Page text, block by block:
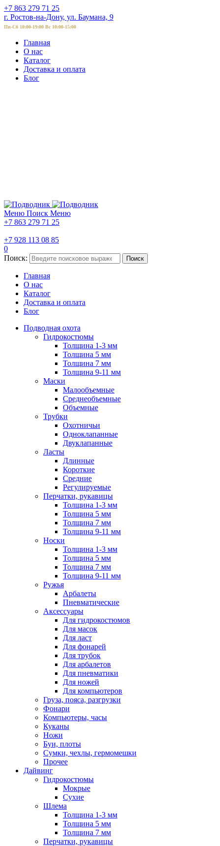
+7 863 279 71 25
г. Ростов-на-Дону, ул. Баумана, 9
Пн-Сб 10:00-19:00 Вс 10:00-15:00
Главная
О нас
Каталог
Доставка и оплата
Блог
Меню Поиск Меню
+7 863 279 71 25
+7 928 113 08 85
0
Поиск:
Поиск
Главная
О нас
Каталог
Доставка и оплата
Блог
Подводная охота
Гидрокостюмы
Толщина 1-3 мм
Толщина 5 мм
Толщина 7 мм
Толщина 9-11 мм
Маски
Малообъемные
Среднеобъемные
Объемные
Трубки
Охотничьи
Одноклапанные
Двуклапанные
Ласты
Длинные
Короткие
Средние
Регулируемые
Перчатки, рукавицы
Толщина 1-3 мм
Толщина 5 мм
Толщина 7 мм
Толщина 9-11 мм
Носки
Толщина 1-3 мм
Толщина 5 мм
Толщина 7 мм
Толщина 9-11 мм
Ружья
Арбалеты
Пневматические
Аксессуары
Для гидрокостюмов
Для масок
Для ласт
Для фонарей
Для трубок
Для арбалетов
Для пневматики
Для ножей
Для компьютеров
Груза, пояса, разгрузки
Фонари
Компьютеры, часы
Куканы
Ножи
Буи, плоты
Сумки, чехлы, гермомешки
Прочее
Дайвинг
Гидрокостюмы
Мокрые
Сухие
Шлема
Толщина 1-3 мм
Толщина 5 мм
Толщина 7 мм
Перчатки, рукавицы